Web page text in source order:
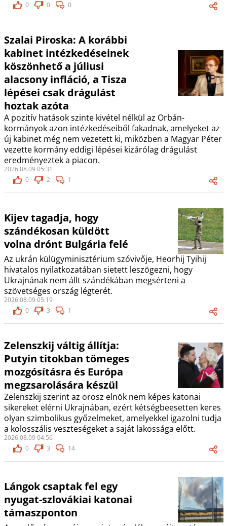
0
0 0
Szalai Piroska: A korábbi
kabinet intézkedéseinek
köszönhető a júliusi
alacsony infláció, a Tisza
lépései csak drágulást
hoztak azóta
A pozitív hatások szinte kivétel nélkül az Orbán-
kormányok azon intézkedéseiből fakadnak, amelyeket az
új kabinet még nem vezetett ki, miközben a Magyar Péter
vezette kormány eddigi lépései kizárólag drágulást
eredményeztek a piacon.
2026.08.09 05:31
0
2 1
Kijev tagadja, hogy
szándékosan küldött
volna drónt Bulgária felé
Az ukrán külügyminisztérium szóvivője, Heorhij Tyihij
hivatalos nyilatkozatában sietett leszögezni, hogy
Ukrajnának nem állt szándékában megsérteni a
szövetséges ország légterét.
2026.08.09 05:19
0
3 1
Zelenszkij váltig állítja:
Putyin titokban tömeges
mozgósításra és Európa
megzsarolására készül
Zelenszkij szerint az orosz elnök nem képes katonai
sikereket elérni Ukrajnában, ezért kétségbeesetten keres
olyan szimbolikus győzelmeket, amelyekkel igazolni tudja
a kolosszális veszteségeket a saját lakossága előtt.
2026.08.09 04:56
0
3 14
Lángok csaptak fel egy
nyugat-szlovákiai katonai
támaszponton